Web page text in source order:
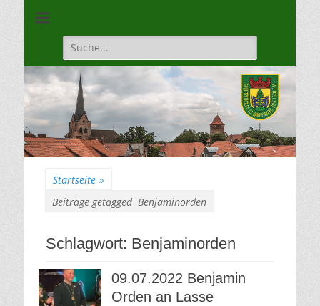
1528
Suche
für:
Startseite »
Beiträge getagged Benjaminorden
Schlagwort: Benjaminorden
09.07.2022 Benjamin
Orden an Lasse